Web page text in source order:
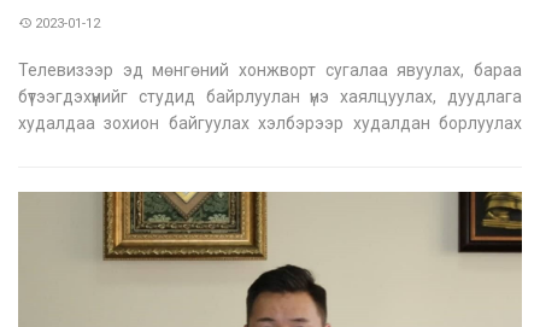
2023-01-12
Телевизээр эд мөнгөний хонжворт сугалаа явуулах, бараа
бүтээгдэхүүнийг студид байрлуулан үнэ хаялцуулах, дуудлага
худалдаа зохион байгуулах хэлбэрээр худалдан борлуулах
дамжуулах нь х